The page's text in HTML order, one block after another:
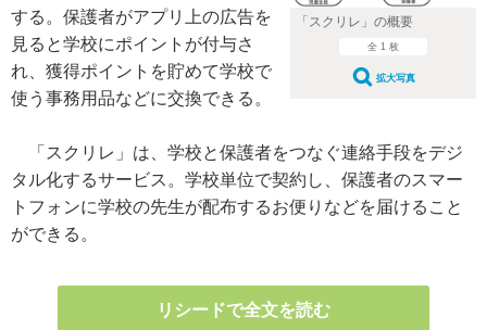
「スクリレ」の概要
全 1 枚
拡大写真
する。保護者がアプリ上の広告を
見ると学校にポイントが付与さ
れ、獲得ポイントを貯めて学校で
使う事務用品などに交換できる。
「スクリレ」は、学校と保護者をつなぐ連絡手段をデジ
タル化するサービス。学校単位で契約し、保護者のスマー
トフォンに学校の先生が配布するお便りなどを届けること
ができる。
リシードで全文を読む